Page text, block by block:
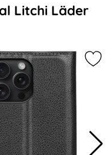
Litchi Läder